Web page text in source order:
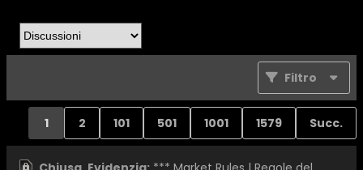
Filtro
1 2 101 501 1001 1579 Succ.